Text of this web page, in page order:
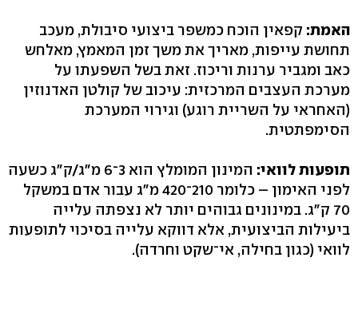
האמת: קפאין הוכח כמשפר ביצועי סיבולת, מעכב
תחושת עייפות, מאריך את משך זמן המאמץ, מאלחש
כאב ומגביר ערנות וריכוז. זאת בשל השפעתו על
מערכת העצבים המרכזית: עיכוב של קולטן האדנוזין
(האחראי על השריית רוגע) וגירוי המערכת
הסימפתטית.
תופעות לוואי:
המינון המומלץ הוא 3־6 מ"ג/ק"ג כשעה
לפני האימון – כלומר 210־420 מ"ג עבור אדם במשקל
70 ק"ג. במינונים גבוהים יותר לא נצפתה עלייה
ביעילות הביצועית, אלא דווקא עלייה בסיכוי לתופעות
לוואי (כגון בחילה, אי־שקט וחרדה).